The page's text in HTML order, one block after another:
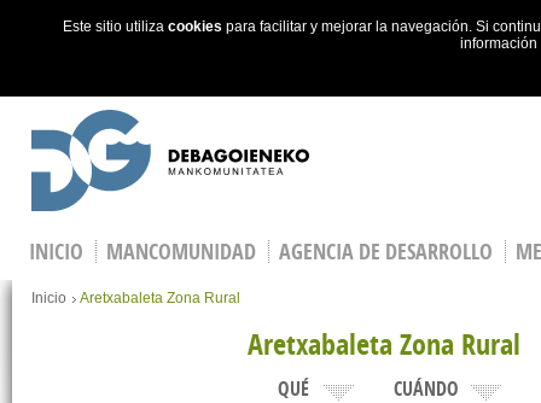
Este sitio utiliza cookies para facilitar y mejorar la navegación. Si
INICIO MANCOMUNIDAD AGENCIA DE DESARROLLO
You are here
Inicio Aretxabaleta Zona Rural
Aretxabaleta Zona Rural
QUÉ
CUÁNDO